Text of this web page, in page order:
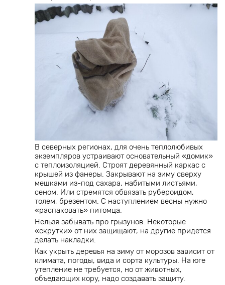
В северных регионах, для очень теплолюбивых
экземпляров устраивают основательный «домик»
с теплоизоляцией. Строят деревянный каркас с
крышей из фанеры. Закрывают на зиму сверху
мешками из-под сахара, набитыми листьями,
сеном. Или стремятся обвязать рубероидом,
толем, брезентом. С наступлением весны нужно
«распаковать» питомца.
Нельзя забывать про грызунов. Некоторые
«скрутки» от них защищают, на другие придется
делать накладки.
Как укрыть деревья на зиму от морозов зависит от
климата, погоды, вида и сорта культуры. На юге
утепление не требуется, но от животных,
объедающих кору, надо создавать защиту.